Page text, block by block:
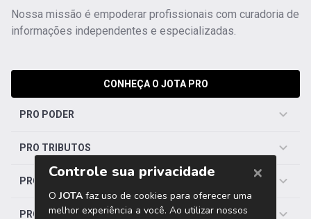
Nossa missão é empoderar profissionais com curadoria de
informações independentes e especializadas.
CONHEÇA O JOTA PRO
PRO PODER
PRO TRIBUTOS
PRO TRABALHISTA
PRO SAÚDE